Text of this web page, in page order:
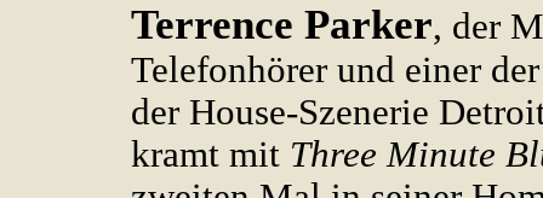
Terrence Parker, der
Telefonhörer und einer
der House-Szenerie
kramt mit Three Minute